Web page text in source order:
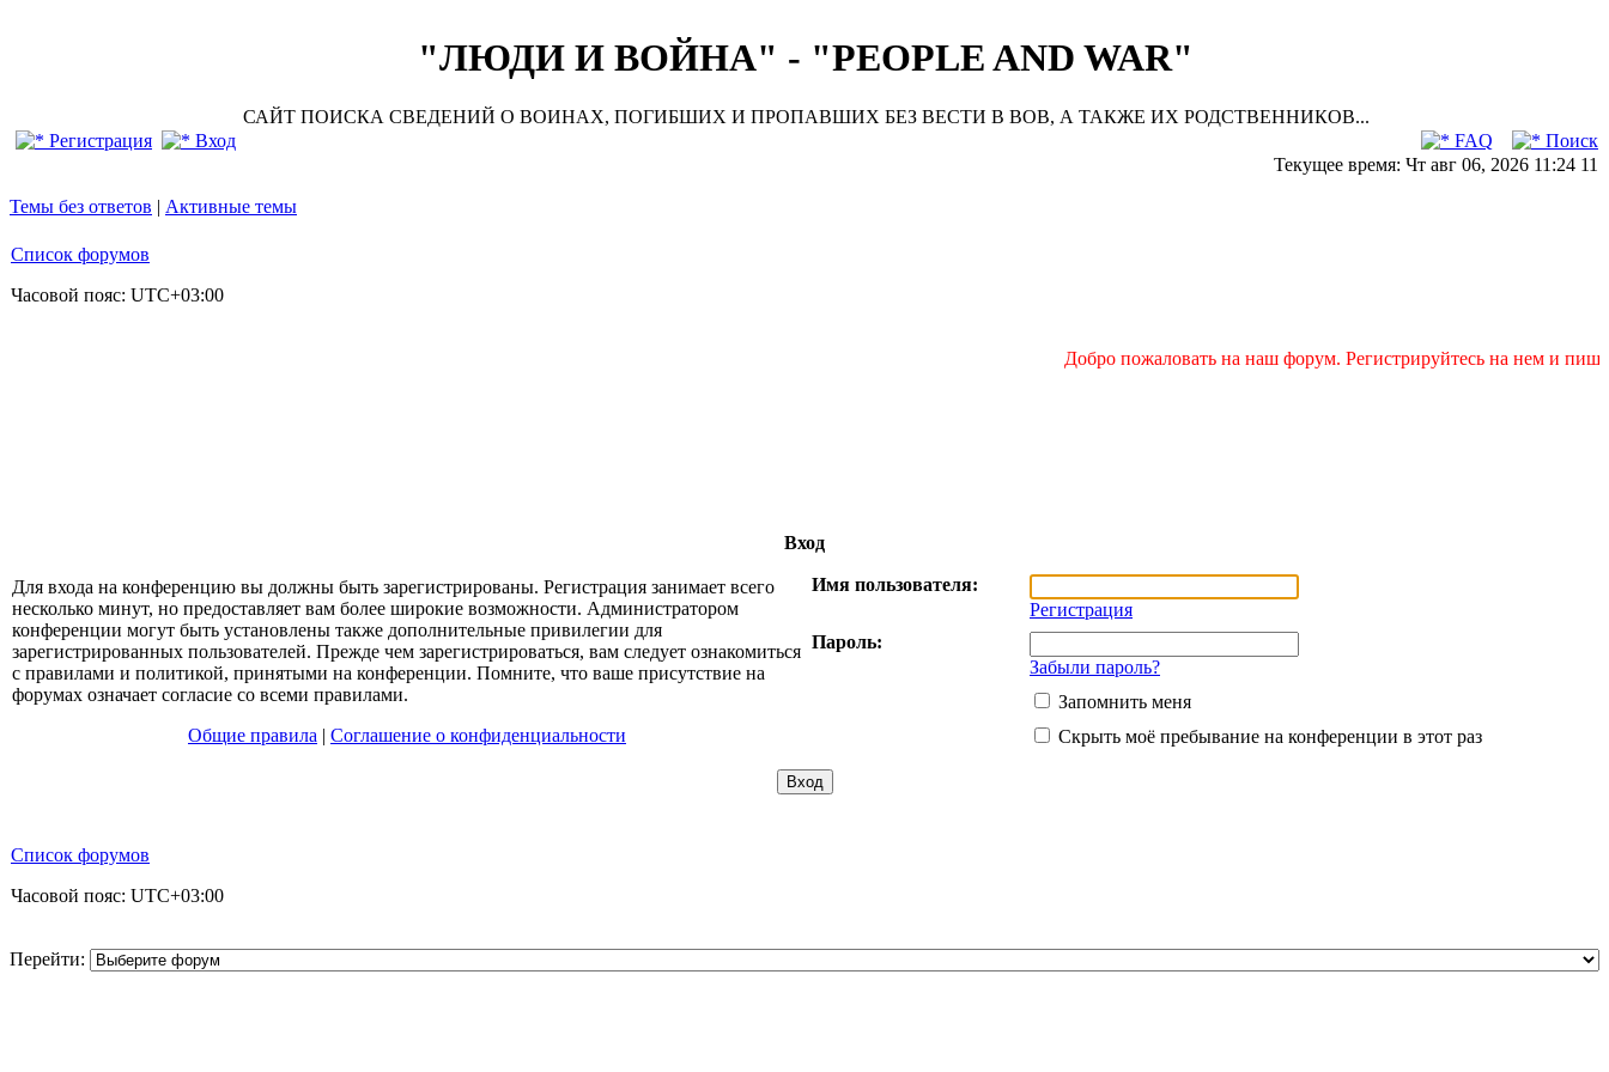
"ЛЮДИ И ВОЙНА" - "PEOPLE AND WAR"
САЙТ ПОИСКА СВЕДЕНИЙ О ВОИНАХ, ПОГИБШИХ И ПРОПАВШИХ БЕЗ ВЕСТИ В ВОВ, А ТАКЖЕ ИХ РОДСТВЕННИКОВ...
Регистрация
Вход FAQ
Поиск
Текущее время: Чт авг 06, 2026 11:24 11
Темы без ответов | Активные темы
Список форумов
Часовой пояс: UTC+03:00
Добро пожаловать на наш форум. Регистрируйтесь на нем и
Вход
Для входа на конференцию вы должны быть зарегистрированы. Регистрация занимает всего
несколько минут, но предоставляет вам более широкие возможности. Администратором
конференции могут быть установлены также дополнительные привилегии для
зарегистрированных пользователей. Прежде чем зарегистрироваться, вам следует ознакомиться
с правилами и политикой, принятыми на конференции. Помните, что ваше присутствие на
форумах означает согласие со всеми правилами.
Общие правила | Соглашение о конфиденциальности
Имя пользователя:
Регистрация
Пароль:
Забыли пароль?
Запомнить меня
Скрыть моё пребывание на конференции в этот раз
Список форумов
Часовой пояс: UTC+03:00
Перейти: